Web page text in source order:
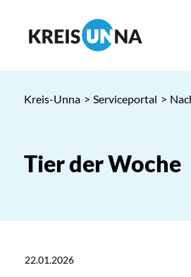
Kreis-Unna > Serviceportal >
Tier der Woche
22.01.2026